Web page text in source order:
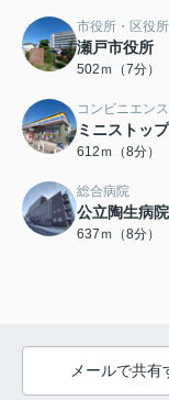
市役所・区役所
瀬戸市役所
502ｍ（7分）
コンビニエン
ミニストッ
612ｍ（8分）
総合病院
公立陶生病院
637ｍ（8分）
メールで共有